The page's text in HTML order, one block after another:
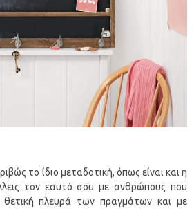
το ίδιο μεταδοτική, όπως είναι και η
τον εαυτό σου με ανθρώπους που
πλευρά των πραγμάτων και με